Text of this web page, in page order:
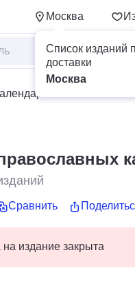
Москва
Список изданий
доставки
Москва
Сравнить
на издание закрыта